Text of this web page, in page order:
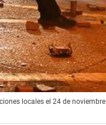
locales el 24 de